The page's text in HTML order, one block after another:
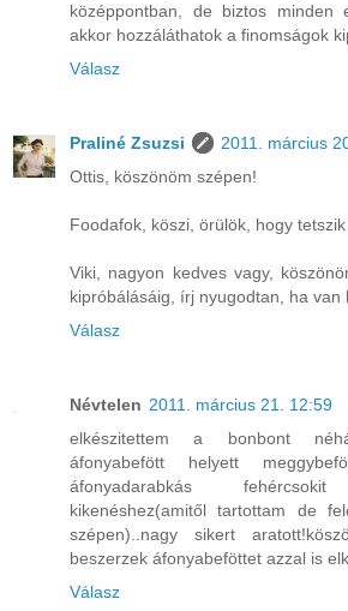
középpontban, de biztos minden
akkor hozzáláthatok a finomságok
Válasz
Praliné Zsuzsi
2011. március
Ottis, köszönöm szépen!
Foodafok, köszi, örülök, hogy tetszik
Viki, nagyon kedves vagy,
kipróbálásáig, írj nyugodtan, ha van
Válasz
Névtelen 2011. március 21. 12:59
elkészitettem a bonbont
áfonyabefött helyett
áfonyadarabkás
kikenéshez(amitől tartottam de
szépen)..nagy sikert
beszerzek áfonyabeföttet azzal is
Válasz